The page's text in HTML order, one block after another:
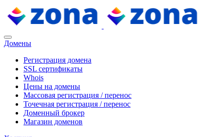
Домены
Регистрация домена
SSL сертификаты
Whois
Цены на домены
Массовая регистрация / перенос
Точечная регистрация / перенос
Доменный брокер
Магазин доменов